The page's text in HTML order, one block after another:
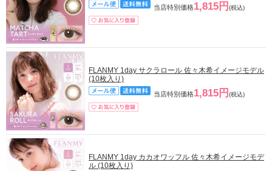
当店特別価格1,815円 (税込)
FLANMY 1day サクラロール 佐々木希イメージモデル
(10枚入り)
当店特別価格1,815円 (税込)
FLANMY 1day カカオワッフル 佐々木希イメージモデ
ル (10枚入り)